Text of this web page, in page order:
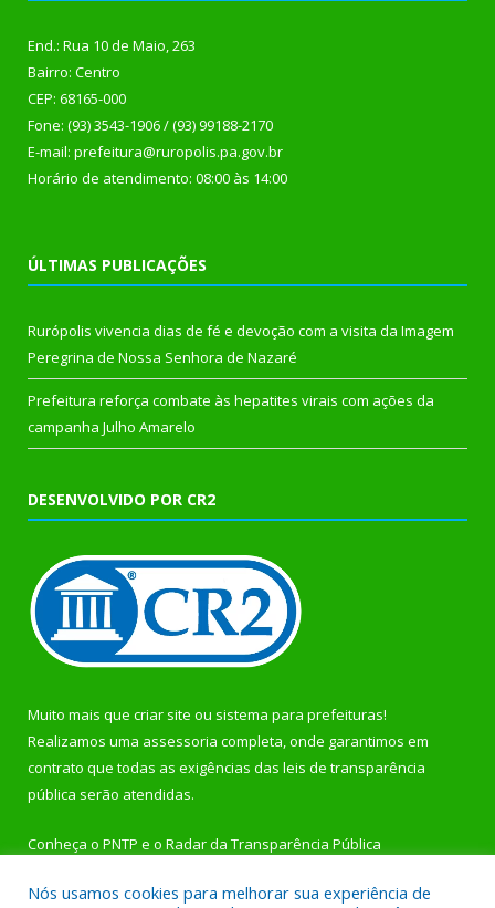
End.: Rua 10 de Maio, 263
Bairro: Centro
CEP: 68165-000
Fone: (93) 3543-1906 / (93) 99188-2170
E-mail: prefeitura@ruropolis.pa.gov.br
Horário de atendimento: 08:00 às 14:00
ÚLTIMAS PUBLICAÇÕES
Rurópolis vivencia dias de fé e devoção com a visita da Imagem
Peregrina de Nossa Senhora de Nazaré
Prefeitura reforça combate às hepatites virais com ações da
campanha Julho Amarelo
DESENVOLVIDO POR CR2
Muito mais que criar site ou sistema para prefeituras!
Realizamos uma assessoria completa, onde garantimos em
contrato que todas as exigências das leis de transparência
pública serão atendidas.
Conheça o PNTP e o Radar da Transparência Pública
Nós usamos cookies para melhorar sua experiência de